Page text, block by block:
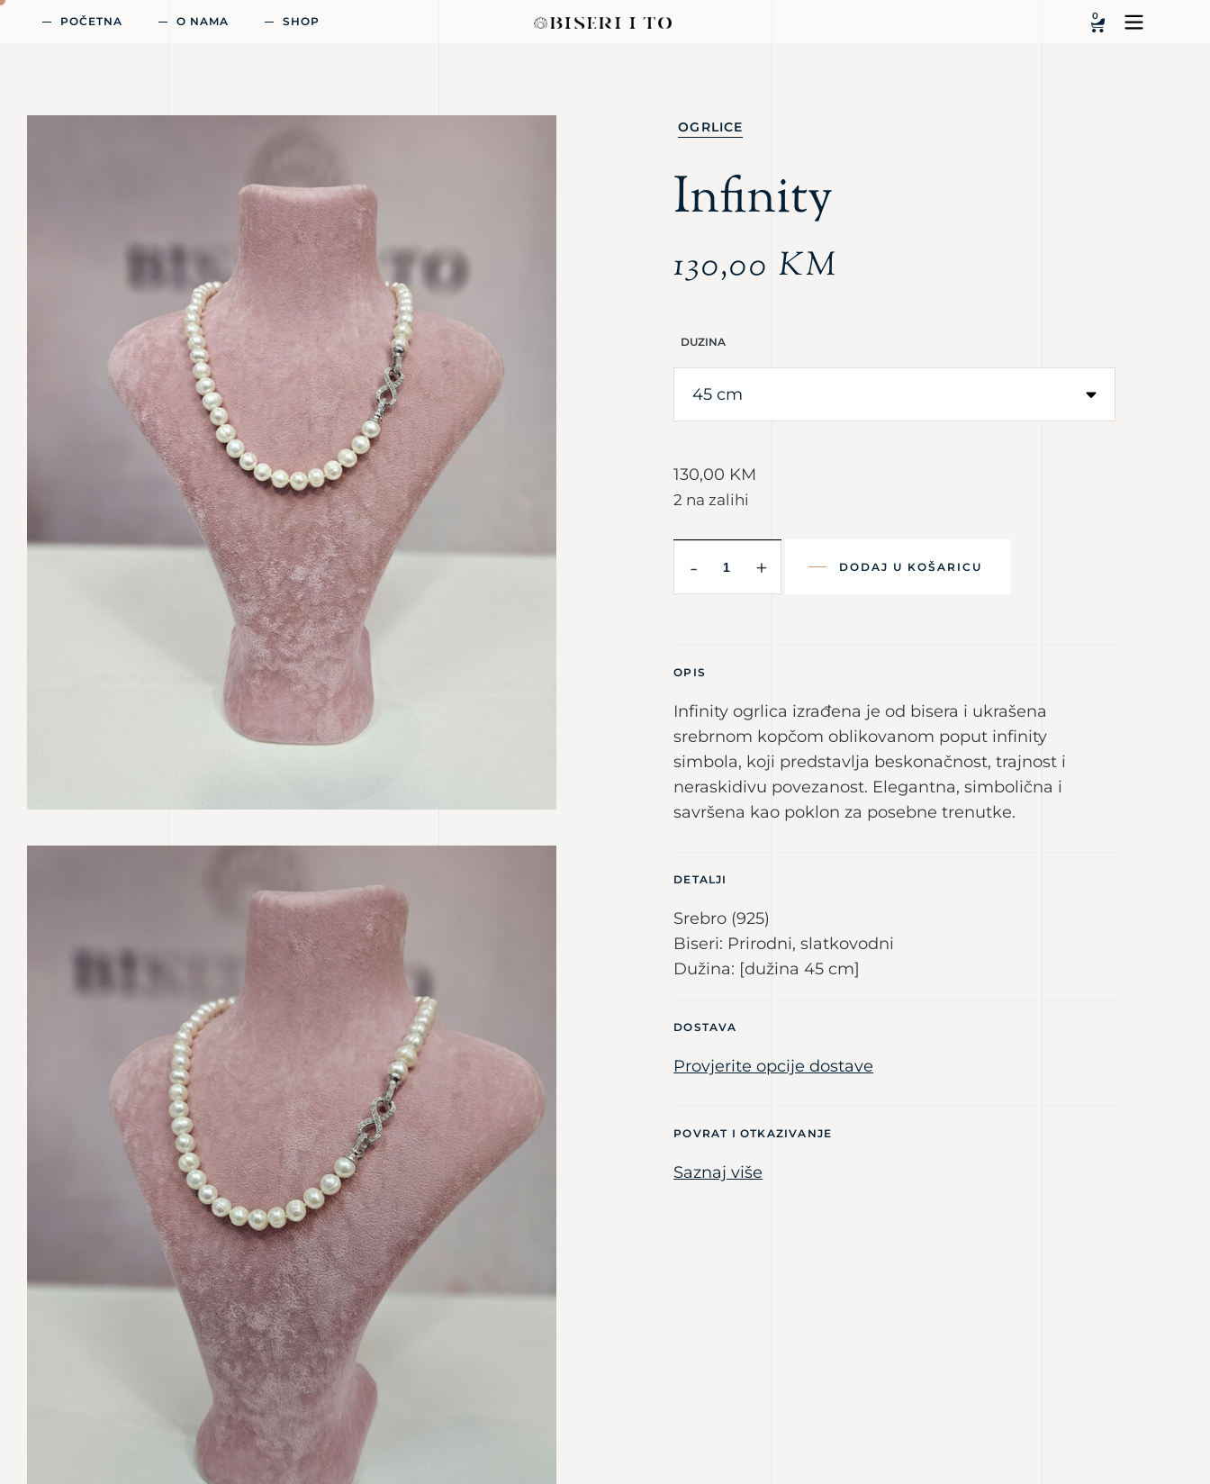
POČETNA O NAMA SHOP 0
OGRLICE
Infinity
130,00KM
DUZINA
130,00 KM
2 na zalihi
- + DODAJ U KOŠARICU
OPIS
Infinity ogrlica izrađena je od bisera i ukrašena
srebrnom kopčom oblikovanom poput infinity
simbola, koji predstavlja beskonačnost, trajnost i
neraskidivu povezanost. Elegantna, simbolična i
savršena kao poklon za posebne trenutke.
DETALJI
Srebro (925)
Biseri: Prirodni, slatkovodni
Dužina: [dužina 45 cm]
DOSTAVA
Provjerite opcije dostave
POVRAT I OTKAZIVANJE
Saznaj više